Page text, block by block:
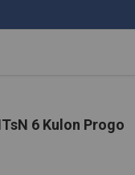
6 Kulon Progo